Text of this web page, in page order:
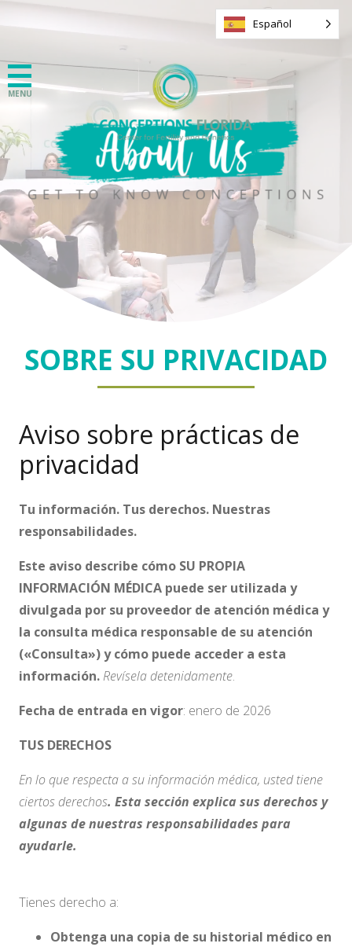
Español
SOBRE SU PRIVACIDAD
Aviso sobre prácticas de
privacidad
Tu información. Tus derechos. Nuestras
responsabilidades.
Este aviso describe cómo SU PROPIA
INFORMACIÓN MÉDICA puede ser utilizada y
divulgada por su proveedor de atención médica y
la consulta médica responsable de su atención
(«Consulta») y cómo puede acceder a esta
información. Revísela detenidamente.
Fecha de entrada en vigor: enero de 2026
TUS DERECHOS
En lo que respecta a su información médica, usted tiene
ciertos derechos. Esta sección explica sus derechos y
algunas de nuestras responsabilidades para
ayudarle.
Tienes derecho a:
Obtenga una copia de su historial médico en